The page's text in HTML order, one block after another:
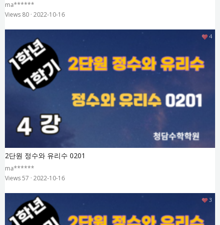
ma******
Views 80 · 2022-10-16
2단원 정수와 유리수 0201
ma******
Views 57 · 2022-10-16
4
3